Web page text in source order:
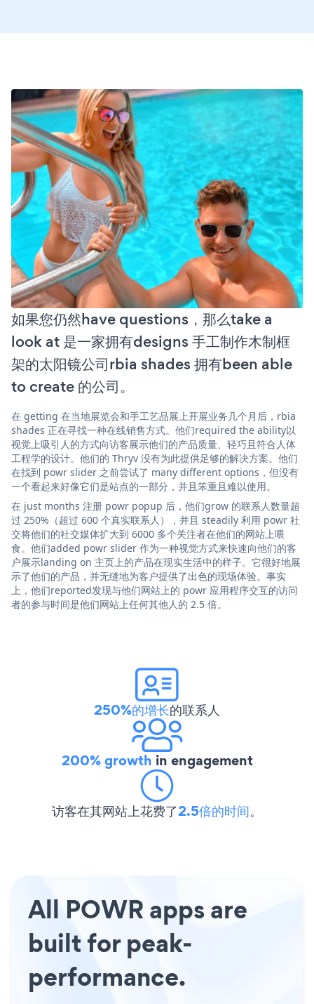
如果您仍然have questions，那么take a
look at 是一家拥有designs 手工制作木制框
架的太阳镜公司rbia shades 拥有been able
to create 的公司。
在 getting 在当地展览会和手工艺品展上开展业务几个月后，rbia
shades 正在寻找一种在线销售方式。他们required the ability以
视觉上吸引人的方式向访客展示他们的产品质量、轻巧且符合人体
工程学的设计。他们的 Thryv 没有为此提供足够的解决方案。他们
在找到 powr slider 之前尝试了 many different options，但没有
一个看起来好像它们是站点的一部分，并且笨重且难以使用。
在 just months 注册 powr popup 后，他们grow 的联系人数量超
过 250%（超过 600 个真实联系人），并且 steadily 利用 powr 社
交将他们的社交媒体扩大到 6000 多个关注者在他们的网站上喂
食。他们added powr slider 作为一种视觉方式来快速向他们的客
户展示landing on 主页上的产品在现实生活中的样子。它很好地展
示了他们的产品，并无缝地为客户提供了出色的现场体验。事实
上，他们reported发现与他们网站上的 powr 应用程序交互的访问
者的参与时间是他们网站上任何其他人的 2.5 倍。
250%的增长的联系人
200% growth in engagement
访客在其网站上花费了2.5倍的时间。
All POWR apps are
built for peak-
performance.